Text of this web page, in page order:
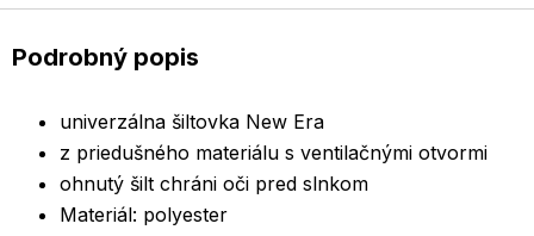
Podrobný popis
univerzálna šiltovka New Era
z priedušného materiálu s ventilačnými otvormi
ohnutý šilt chráni oči pred slnkom
Materiál: polyester